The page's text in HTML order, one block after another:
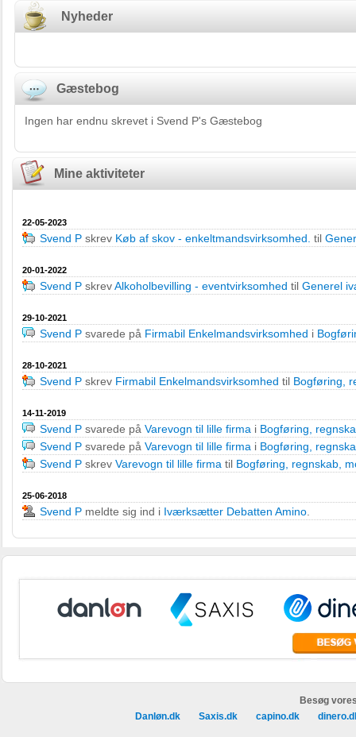
Nyheder
Gæstebog
Ingen har endnu skrevet i Svend P's Gæstebog
Mine aktiviteter
22-05-2023
Svend P skrev Køb af skov - enkeltmandsvirksomhed. til
20-01-2022
Svend P skrevAlkoholbevilling - eventvirksomhed til Generel
29-10-2021
Svend P svarede på Firmabil Enkelmandsvirksomhed i
28-10-2021
Svend P skrev Firmabil Enkelmandsvirksomhed til Bogføring,
14-11-2019
Svend P svarede på Varevogn til lille firma i Bogføring,
Svend P svarede på Varevogn til lille firma i Bogføring,
Svend P skrev Varevogn til lille firma til Bogføring, regnskab,
25-06-2018
Svend P meldte sig ind i Iværksætter Debatten Amino
Besøg
Danløn.dk
Saxis.dk capino.dk